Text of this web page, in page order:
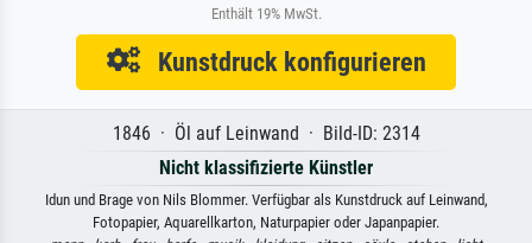
Enthält 19% MwSt.
Kunstdruck konfigurieren
1846 · Öl auf Leinwand · Bild-ID: 2314
Nicht klassifizierte Künstler
Idun und Brage von Nils Blommer. Verfügbar als Kunstdruck auf Leinwand,
Fotopapier, Aquarellkarton, Naturpapier oder Japanpapier.